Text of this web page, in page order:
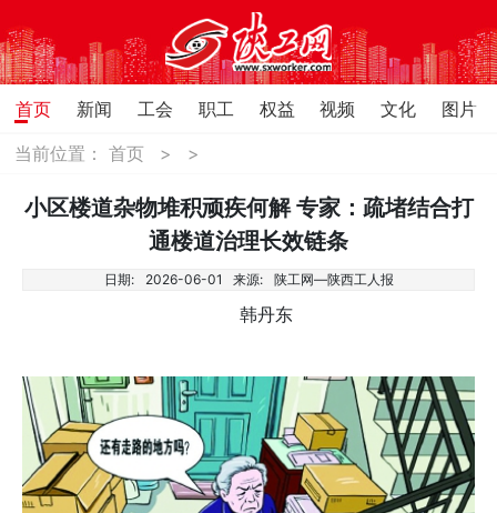
首页 新闻 工会 职工 权益 视频 文化
图片
当前位置：首页 > >
小区楼道杂物堆积顽疾何解 专家：疏堵结合打
通楼道治理长效链条
日期: 2026-06-01 来源: 陕工网—陕西工人报
韩丹东